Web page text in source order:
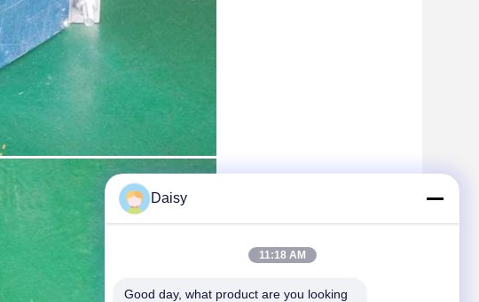
Daisy
11:18 AM
Good day, what product are you looking